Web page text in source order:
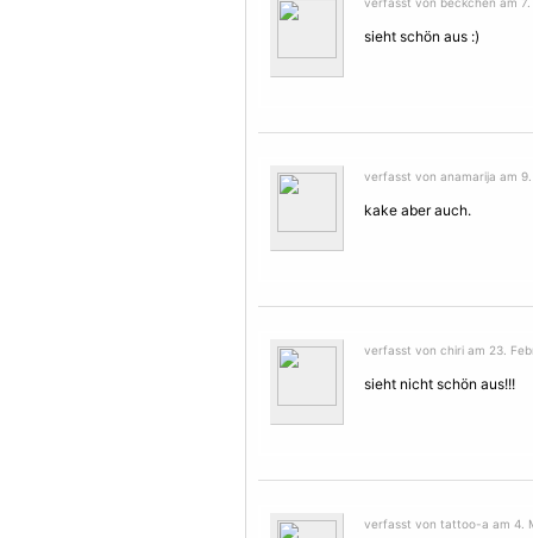
sieht schön aus :)
verfasst von anamarija am
kake aber auch.
verfasst von chiri am 23.
sieht nicht schön aus!!!
verfasst von tattoo-a am 4.